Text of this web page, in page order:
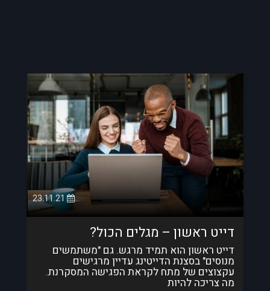
23.11.21
דייט ראשון – מגלים הכול?
דייט ראשון הוא תמיד מרגש. גם "משתמשים
מנוסים" בסצנת הדייטינג עדיין מרגישים
עקצוצים של מתח לקראת הפגישה המסקרנת.
מה צריכה להיות